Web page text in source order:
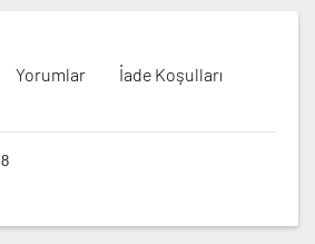
Yorumlar İade Koşulları